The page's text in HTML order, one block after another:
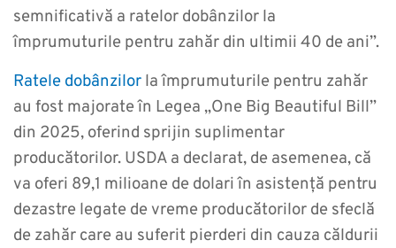
semnificativă a ratelor dobânzilor la
împrumuturile pentru zahăr din ultimii 40 de ani”.
Ratele dobânzilor la împrumuturile pentru zahăr
au fost majorate în Legea „One Big Beautiful Bill”
din 2025, oferind sprijin suplimentar
producătorilor. USDA a declarat, de asemenea, că
va oferi 89,1 milioane de dolari în asistență pentru
dezastre legate de vreme producătorilor de sfeclă
de zahăr care au suferit pierderi din cauza căldurii